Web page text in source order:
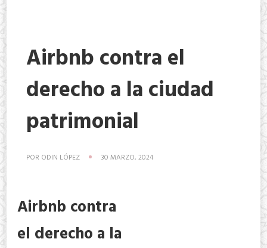
Airbnb contra el
derecho a la ciudad
patrimonial
POR ODIN LÓPEZ 30 MARZO, 2024
Airbnb contra
el derecho a la